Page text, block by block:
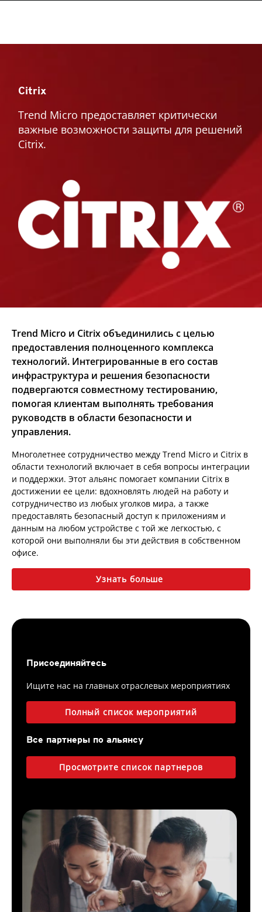
Citrix
Trend Micro предоставляет критически
важные возможности защиты для решений
Citrix.
Trend Micro и Citrix объединились с целью
предоставления полноценного комплекса
технологий. Интегрированные в его состав
инфраструктура и решения безопасности
подвергаются совместному тестированию,
помогая клиентам выполнять требования
руководств в области безопасности и
управления.
Многолетнее сотрудничество между Trend Micro и Citrix в
области технологий включает в себя вопросы интеграции
и поддержки. Этот альянс помогает компании Citrix в
достижении ее цели: вдохновлять людей на работу и
сотрудничество из любых уголков мира, а также
предоставлять безопасный доступ к приложениям и
данным на любом устройстве с той же легкостью, с
которой они выполняли бы эти действия в собственном
офисе.
Узнать больше
Присоединяйтесь
Ищите нас на главных отраслевых мероприятиях
Полный список мероприятий
Все партнеры по альянсу
Просмотрите список партнеров